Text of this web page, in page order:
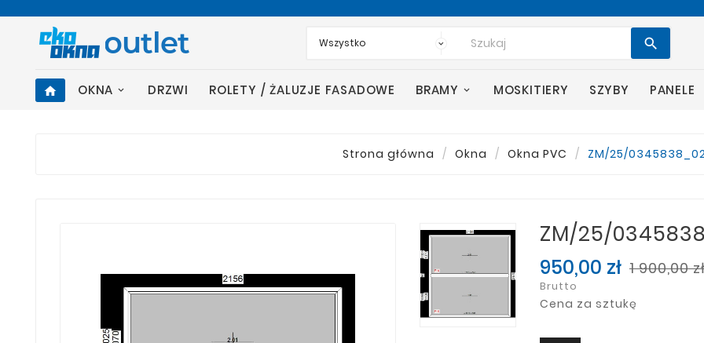

home OKNA DRZWI ROLETY / ŻALUZJE FASADOWE BRAMY MOSKITIERY SZYBY PANELE
Strona główna Okna Okna PVC ZM/25/
ZM/25/
950,00 zł 1 900,00
Brutto
Cena za sztukę